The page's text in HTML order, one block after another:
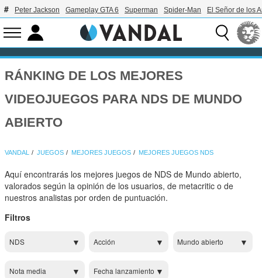
Peter Jackson Gameplay GTA 6 Superman Spider-Man El Señor de los
RÁNKING DE LOS MEJORES
VIDEOJUEGOS PARA NDS DE MUNDO
ABIERTO
VANDAL JUEGOS MEJORES JUEGOS MEJORES JUEGOS NDS
Aquí encontrarás los mejores juegos de NDS de Mundo abierto,
valorados según la opinión de los usuarios, de metacritic o de
nuestros analistas por orden de puntuación.
Filtros
NDS Acción Mundo abierto
Nota media Fecha lanzamiento